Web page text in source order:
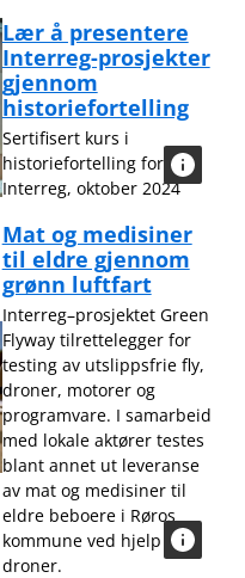
Lær å presentere
Interreg-prosjekter
gjennom
historiefortelling
Sertifisert kurs i
historiefortelling for
Interreg, oktober 2024
Mat og medisiner
til eldre gjennom
grønn luftfart
Interreg–prosjektet Green
Flyway tilrettelegger for
testing av utslippsfrie fly,
droner, motorer og
programvare. I samarbeid
med lokale aktører testes
blant annet ut leveranse
av mat og medisiner til
eldre beboere i Røros
kommune ved hjelp av
droner.